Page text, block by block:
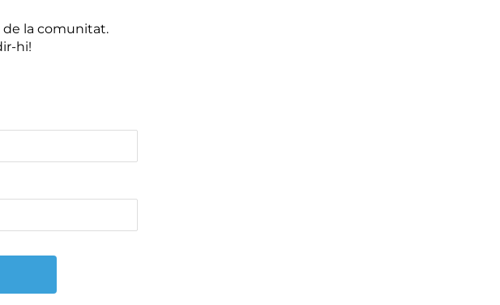
de la comunitat.
hi!